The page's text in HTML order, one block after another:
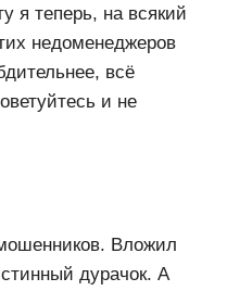
я теперь, на всякий
недоменеджеров
всё
и не
Вложил
дурачок. А